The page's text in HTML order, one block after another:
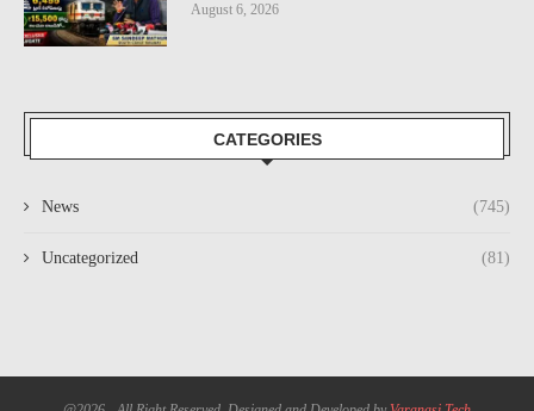
August 6, 2026
CATEGORIES
News (745)
Uncategorized (81)